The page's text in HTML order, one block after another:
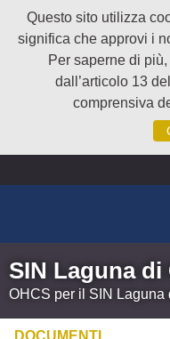
Questo sito utilizza
significa che approvi i
Per saperne di più,
dall’articolo 13
comprensiva
SIN Laguna di
OHCS per il SIN Laguna